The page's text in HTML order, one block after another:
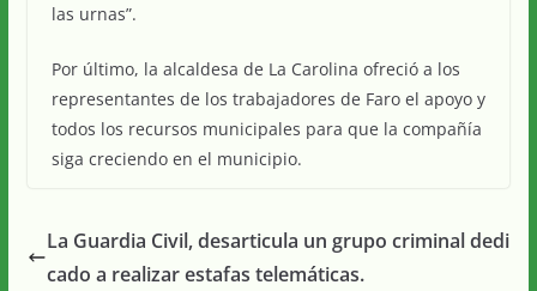
las urnas”.
Por último, la alcaldesa de La Carolina ofreció a los
representantes de los trabajadores de Faro el apoyo y
todos los recursos municipales para que la compañía
siga creciendo en el municipio.
La Guardia Civil, desarticula un grupo criminal dedi
cado a realizar estafas telemáticas.